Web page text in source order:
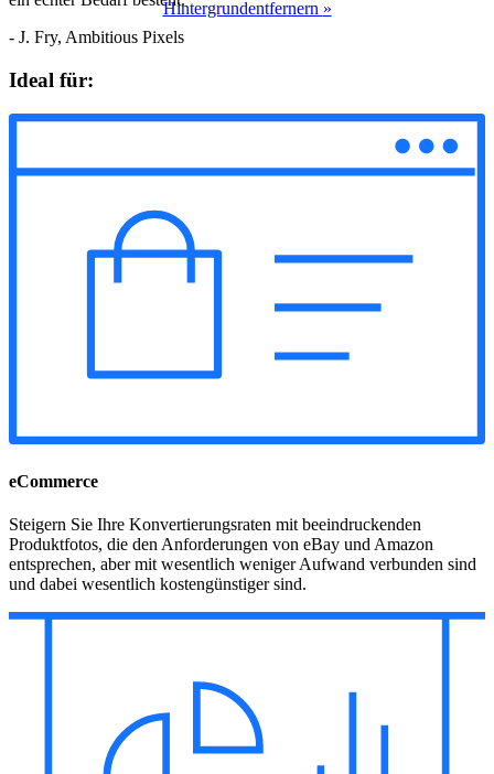
Hintergrundentfernern »
- J. Fry, Ambitious Pixels
Ideal für:
eCommerce
Steigern Sie Ihre Konvertierungsraten mit beeindruckenden
Produktfotos, die den Anforderungen von eBay und Amazon
entsprechen, aber mit wesentlich weniger Aufwand verbunden sind
und dabei wesentlich kostengünstiger sind.